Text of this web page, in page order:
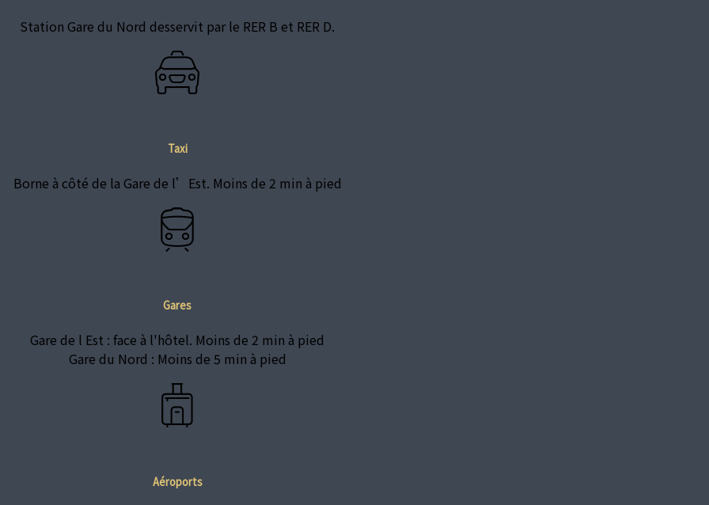
Station Gare du Nord desservit par le RER B et RER D.
Taxi
Borne à côté de la Gare de l’Est. Moins de 2 min à pied
Gares
Gare de l Est : face à l'hôtel. Moins de 2 min à pied
Gare du Nord : Moins de 5 min à pied
Aéroports